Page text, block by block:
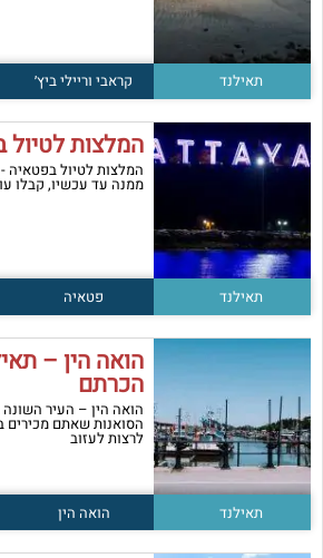
תאילנד קראבי וריילי ביץ׳
המלצות לטיול
המלצות לטיול בפטאיה
ממנה עד עכשיו, קבלו
תאילנד פטאיה
הואה הין –
הכרתם
הואה הין – העיר
הסואנות שאתם מכירים
לרצות לעזוב
תאילנד הואה הין